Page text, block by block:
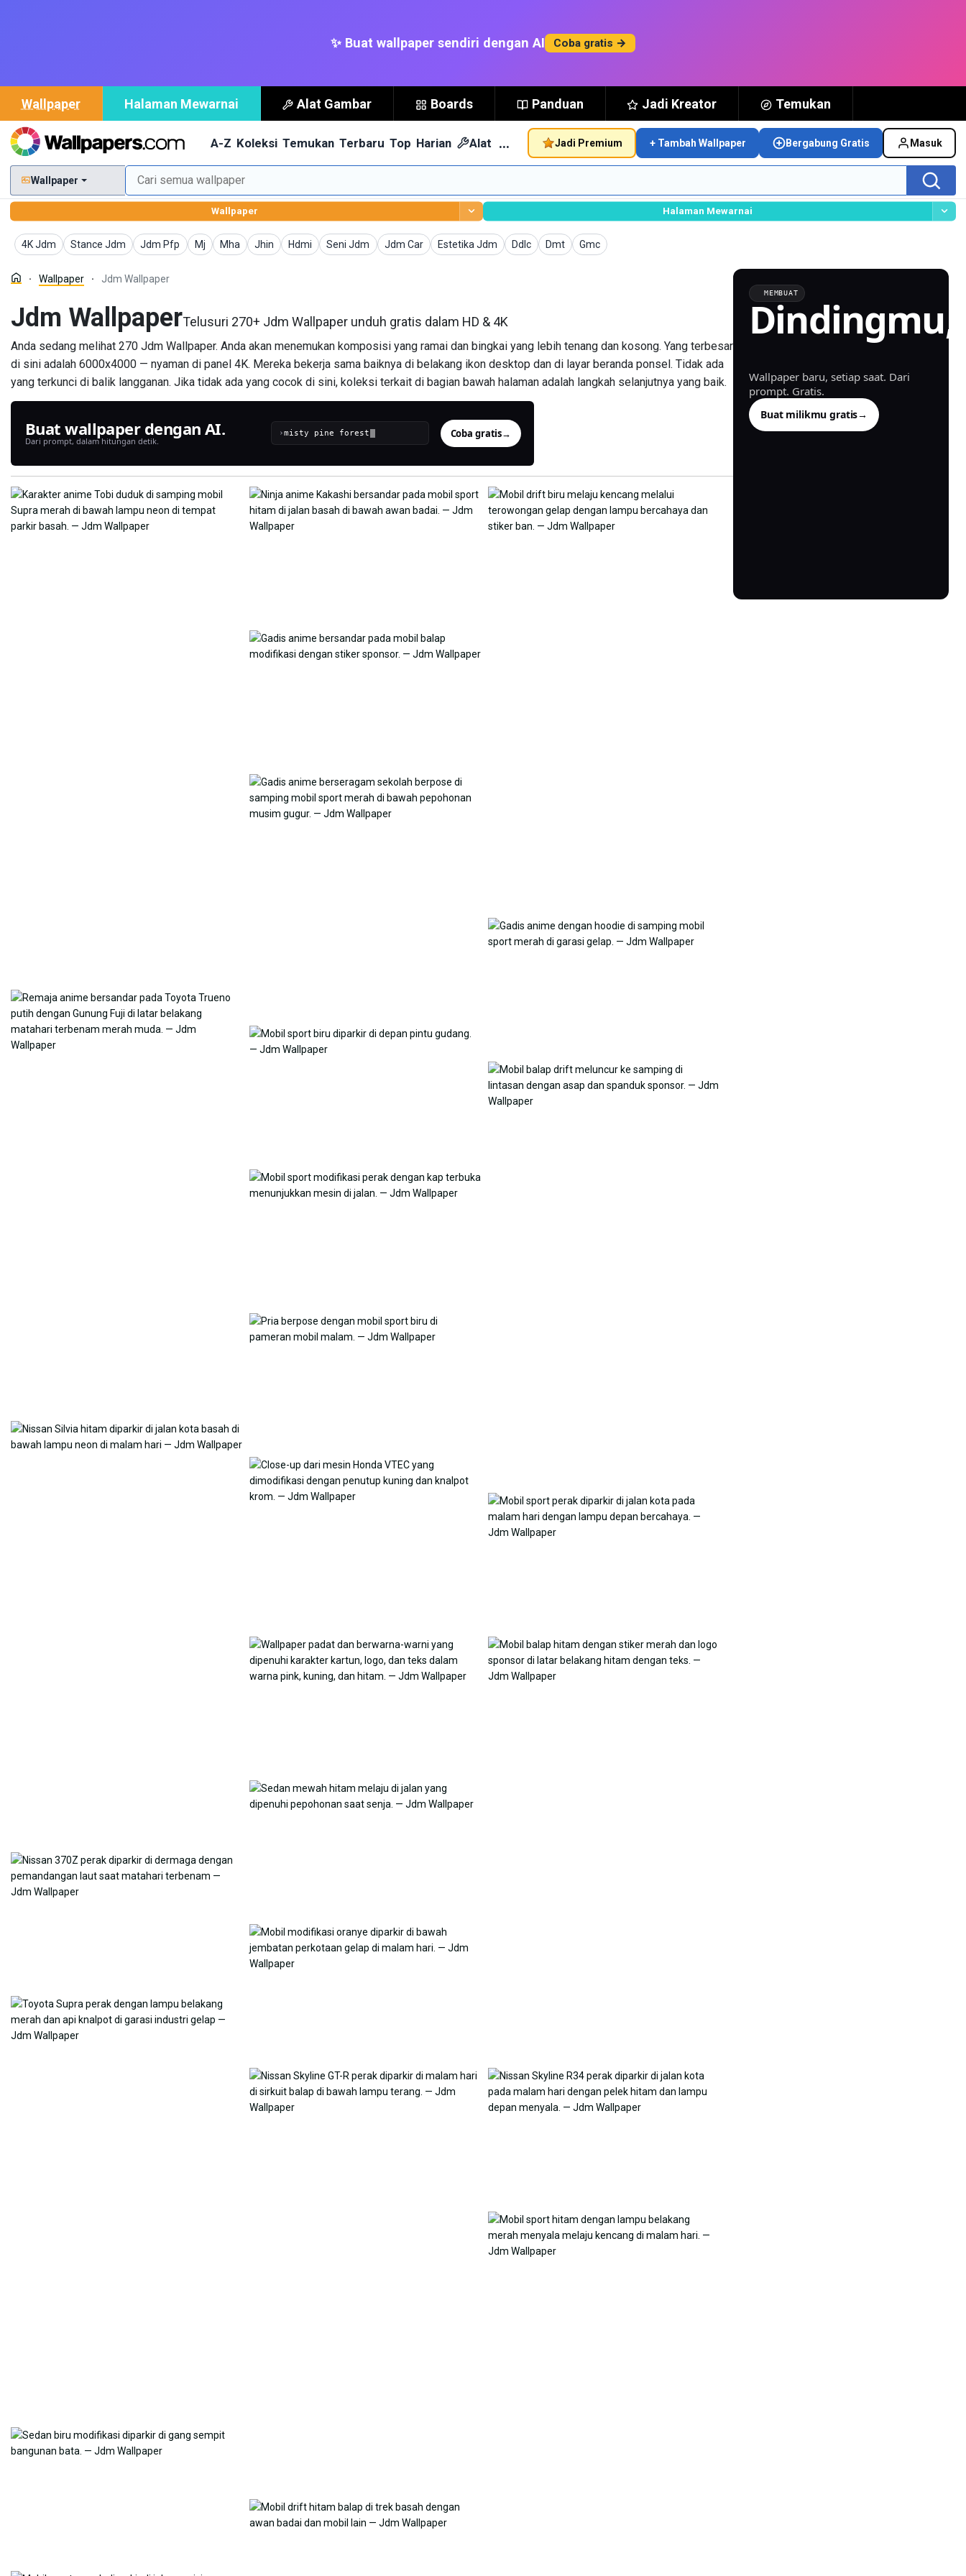
✨ Buat wallpaper sendiri dengan AI Coba gratis →
Wallpaper Halaman Mewarnai Alat Gambar Boards Panduan Jadi Kreator Temukan
A-Z Koleksi Temukan Terbaru Top Harian Alat … Jadi Premium + Tambah Wallpaper Bergabung Gratis Masuk
Wallpaper
Wallpaper Halaman Mewarnai
4K Jdm
Wallpaper Stance Jdm
Wallpaper Jdm Pfp
Wallpaper Mj
Wallpaper
Mha
WallpaperJhin
WallpaperHdmi
WallpaperSeni Jdm
Wallpaper Jdm Car
Wallpaper Estetika Jdm
Wallpaper Ddlc
WallpaperDmt
WallpaperGmc
Wallpaper
Wallpaper Jdm Wallpaper
Jdm WallpaperTelusuri 270+ Jdm Wallpaper unduh gratis dalam HD & 4K
Anda sedang melihat 270 Jdm Wallpaper. Anda akan menemukan komposisi yang ramai dan bingkai yang lebih tenang dan kosong. Yang terbesar
di sini adalah 6000x4000 — nyaman di panel 4K. Mereka bekerja sama baiknya di belakang ikon desktop dan di layar beranda ponsel. Tidak ada
yang terkunci di balik langganan. Jika tidak ada yang cocok di sini, koleksi terkait di bagian bawah halaman adalah langkah selanjutnya yang baik.
Buat wallpaper dengan AI.
Dari prompt, dalam hitungan detik.
› Coba gratis→
MEMBUAT
Dindingmu,
Wallpaper baru, setiap saat. Dari
prompt. Gratis.
Buat milikmu gratis→